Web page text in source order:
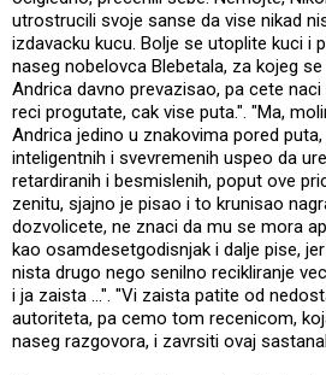
utrostrucili svoje sanse da vise nikad
izdavacku kucu. Bolje se utoplite kuci i
naseg nobelovca Blebetala, za kojeg
Andrica davno prevazisao, pa cete
reci progutate, cak vise puta.". "Ma,
Andrica jedino u znakovima pored
inteligentnih i svevremenih uspeo da
retardiranih i besmislenih, poput ove
zenitu, sjajno je pisao i to krunisao
dozvolicete, ne znaci da mu se mora
kao osamdesetgodisnjak i dalje pise,
nista drugo nego senilno recikliranje
i ja zaista ...". "Vi zaista patite od
autoriteta, pa cemo tom recenicom,
naseg razgovora, i zavrsiti ovaj